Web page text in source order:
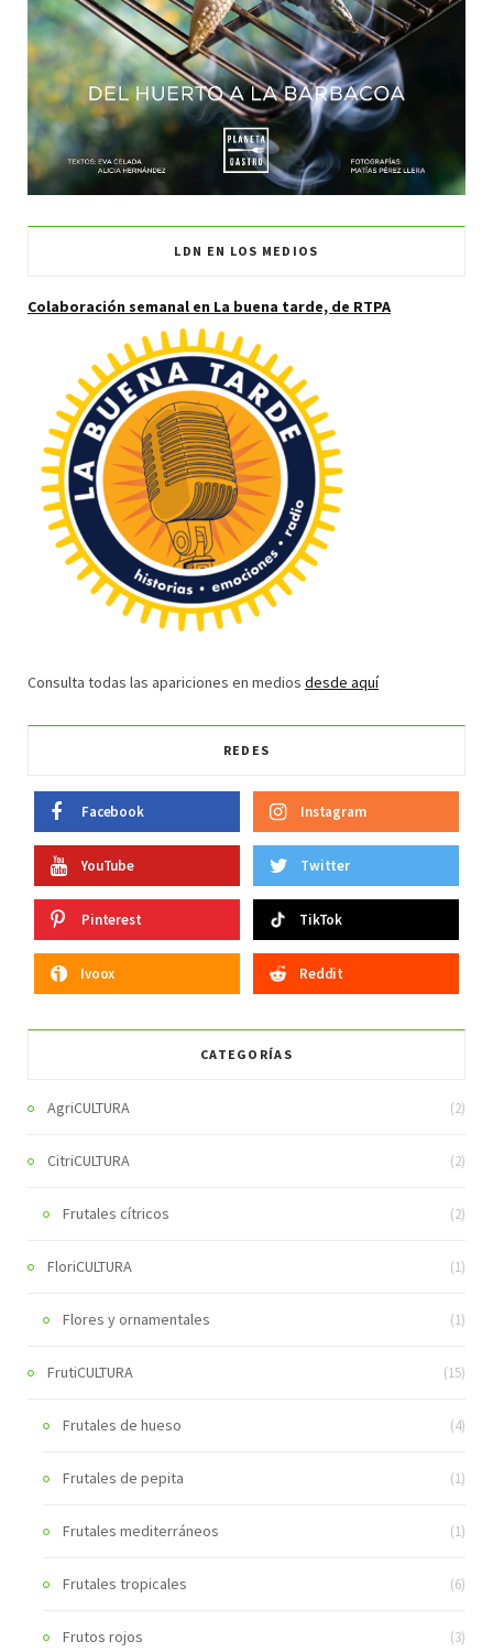
LDN EN LOS MEDIOS
Colaboración semanal en La buena tarde, de RTPA
Consulta todas las apariciones en medios desde aquí
REDES
Facebook Instagram
YouTube Twitter
Pinterest TikTok
Ivoox Reddit
CATEGORÍAS
AgriCULTURA (2)
CitriCULTURA (2)
Frutales cítricos (2)
FloriCULTURA (1)
Flores y ornamentales (1)
FrutiCULTURA (15)
Frutales de hueso (4)
Frutales de pepita (1)
Frutales mediterráneos (1)
Frutales tropicales (6)
Frutos rojos (3)